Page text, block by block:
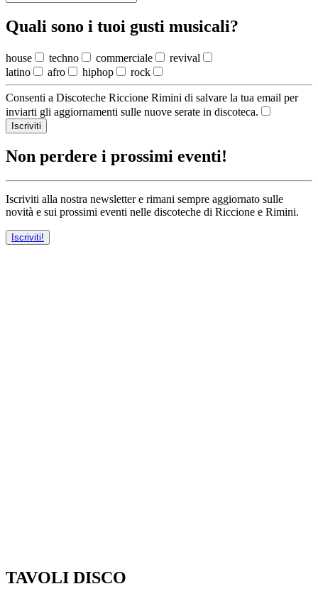
Quali sono i tuoi gusti musicali?
house techno commerciale
revival
latino
afro hiphop rock
Consenti a Discoteche Riccione Rimini di salvare la tua email per
inviarti gli aggiornamenti sulle nuove serate in discoteca.
Iscriviti
Non perdere i prossimi eventi!
Iscriviti alla nostra newsletter e rimani sempre aggiornato sulle
novità e sui prossimi eventi nelle discoteche di Riccione e Rimini.
Iscriviti!
TAVOLI DISCO